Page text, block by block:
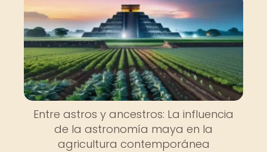
Entre astros y ancestros: La influencia
de la astronomía maya en la
agricultura contemporánea